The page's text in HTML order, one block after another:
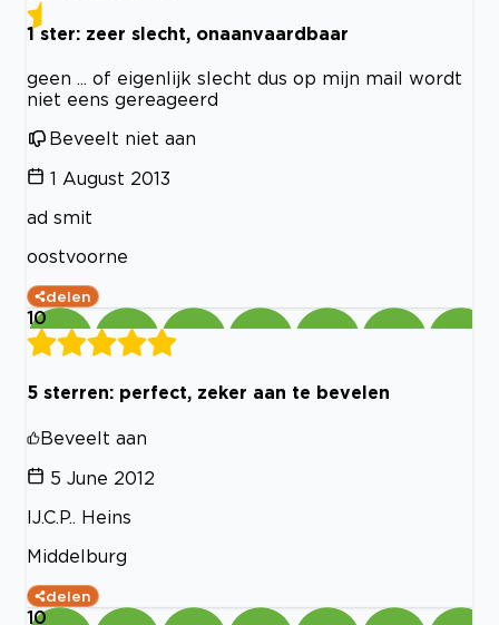
1 ster: zeer slecht, onaanvaardbaar
geen ... of eigenlijk slecht dus op mijn mail wordt
niet eens gereageerd
Beveelt niet aan
1 August 2013
ad smit
oostvoorne
delen
10
5 sterren: perfect, zeker aan te bevelen
Beveelt aan
5 June 2012
IJ.C.P.. Heins
Middelburg
delen
10